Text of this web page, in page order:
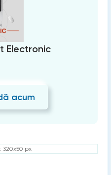
Electronic
acum
320x50 px